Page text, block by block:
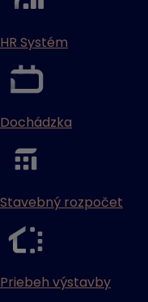
HR Systém
Dochádzka
Stavebný rozpočet
Priebeh výstavby